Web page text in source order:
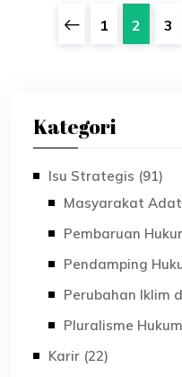
1 2 3
Kategori
Isu Strategis (91)
Masyarakat Adat
Pembaruan
Pendamping
Perubahan Iklim
Pluralisme
Karir (22)